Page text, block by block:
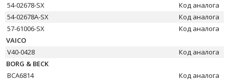
54-02678-SX
Код аналога
54-02678A-SX
Код аналога
57-61006-SX
Код аналога
VAICO
V40-0428
Код аналога
BORG & BECK
BCA6814
Код аналога